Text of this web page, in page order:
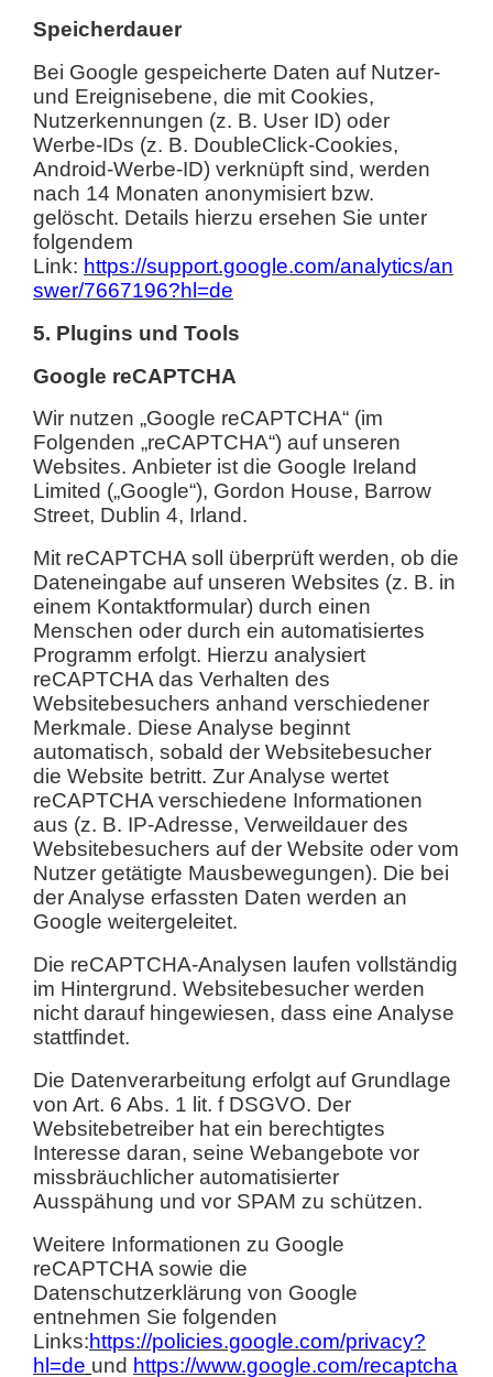
Speicherdauer
Bei Google gespeicherte Daten auf Nutzer-
und Ereignisebene, die mit Cookies,
Nutzerkennungen (z. B. User ID) oder
Werbe-IDs (z. B. DoubleClick-Cookies,
Android-Werbe-ID) verknüpft sind, werden
nach 14 Monaten anonymisiert bzw.
gelöscht. Details hierzu ersehen Sie unter
folgendem
Link: https://support.google.com/analytics/an
swer/7667196?hl=de
5. Plugins und Tools
Google reCAPTCHA
Wir nutzen „Google reCAPTCHA“ (im
Folgenden „reCAPTCHA“) auf unseren
Websites. Anbieter ist die Google Ireland
Limited („Google“), Gordon House, Barrow
Street, Dublin 4, Irland.
Mit reCAPTCHA soll überprüft werden, ob die
Dateneingabe auf unseren Websites (z. B. in
einem Kontaktformular) durch einen
Menschen oder durch ein automatisiertes
Programm erfolgt. Hierzu analysiert
reCAPTCHA das Verhalten des
Websitebesuchers anhand verschiedener
Merkmale. Diese Analyse beginnt
automatisch, sobald der Websitebesucher
die Website betritt. Zur Analyse wertet
reCAPTCHA verschiedene Informationen
aus (z. B. IP-Adresse, Verweildauer des
Websitebesuchers auf der Website oder vom
Nutzer getätigte Mausbewegungen). Die bei
der Analyse erfassten Daten werden an
Google weitergeleitet.
Die reCAPTCHA-Analysen laufen vollständig
im Hintergrund. Websitebesucher werden
nicht darauf hingewiesen, dass eine Analyse
stattfindet.
Die Datenverarbeitung erfolgt auf Grundlage
von Art. 6 Abs. 1 lit. f DSGVO. Der
Websitebetreiber hat ein berechtigtes
Interesse daran, seine Webangebote vor
missbräuchlicher automatisierter
Ausspähung und vor SPAM zu schützen.
Weitere Informationen zu Google
reCAPTCHA sowie die
Datenschutzerklärung von Google
entnehmen Sie folgenden
Links:https://policies.google.com/privacy?
hl=de und https://www.google.com/recaptcha